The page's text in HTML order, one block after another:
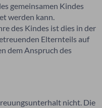
gemeinsamen Kindes
werden kann.
des Kindes ist dies in der
Elternteils auf
dem Anspruch des
nicht. Die